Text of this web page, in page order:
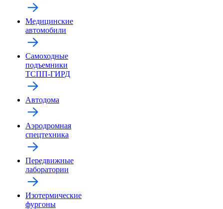
Медицинские
автомобили
Самоходные
подъемники
ТСПП-ГИРД
Автодома
Аэродромная
спецтехника
Передвижные
лаборатории
Изотермические
фургоны